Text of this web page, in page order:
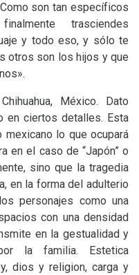
son tan específicos
trasciendes
y todo eso, y sólo te
otros son los hijos y que
México. Dato
en ciertos detalles. Esta
lo que ocupará
en el caso de “Japón” o
sino que la tragedia
en la forma del adulterio
personajes como una
con una densidad
en la gestualidad y
la familia. Estetica
dios y religion, carga y